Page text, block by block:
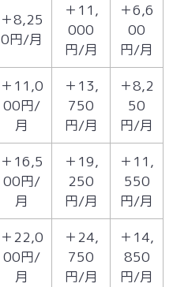
＋8,25
0円/月
＋11,
000
円/月
＋6,6
00
円/月
＋11,0
00円/
月
＋13,
750
円/月
＋8,2
50
円/月
＋16,5
00円/
月
＋19,
250
円/月
＋11,
550
円/月
＋22,0
00円/
月
＋24,
750
円/月
＋14,
850
円/月